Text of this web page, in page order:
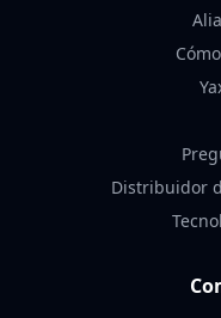
Distribuidor